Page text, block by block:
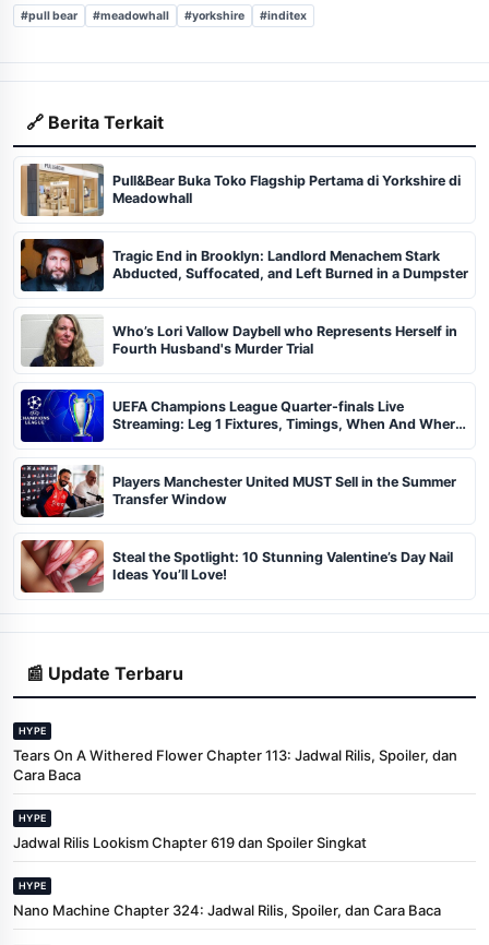
#pull bear #meadowhall #yorkshire #inditex
🔗 Berita Terkait
Pull&Bear Buka Toko Flagship Pertama di Yorkshire di
Meadowhall
Tragic End in Brooklyn: Landlord Menachem Stark
Abducted, Suffocated, and Left Burned in a Dumpster
Who’s Lori Vallow Daybell who Represents Herself in
Fourth Husband's Murder Trial
UEFA Champions League Quarter-finals Live
Streaming: Leg 1 Fixtures, Timings, When And Where
Players Manchester United MUST Sell in the Summer
Transfer Window
Steal the Spotlight: 10 Stunning Valentine’s Day Nail
Ideas You’ll Love!
📰 Update Terbaru
HYPE
Tears On A Withered Flower Chapter 113: Jadwal Rilis, Spoiler, dan
Cara Baca
HYPE
Jadwal Rilis Lookism Chapter 619 dan Spoiler Singkat
HYPE
Nano Machine Chapter 324: Jadwal Rilis, Spoiler, dan Cara Baca